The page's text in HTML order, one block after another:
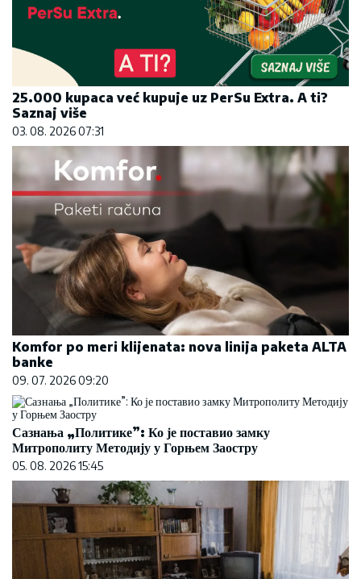
25.000 kupaca već kupuje uz PerSu Extra. A ti?
Saznaj više
03. 08. 2026 07:31
Komfor po meri klijenata: nova linija paketa ALTA
banke
09. 07. 2026 09:20
Сазнања „Политике”: Ко је поставио замку
Митрополиту Методију у Горњем Заостру
05. 08. 2026 15:45